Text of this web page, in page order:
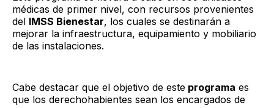
médicas de primer nivel, con recursos provenientes
del IMSS Bienestar, los cuales se destinarán a
mejorar la infraestructura, equipamiento y mobiliario
de las instalaciones.
Cabe destacar que el objetivo de este programa es
que los derechohabientes sean los encargados de